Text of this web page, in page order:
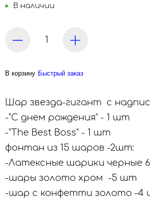
В наличии
В корзину Быстрый заказ
Шар звезда-гигант с
-"С днем рождения" - 1 шт
-"The Best Boss" - 1 шт
фонтан из 15 шаров -2шт:
-Латексные шарики черные
-шары золото хром -5 шт
-шар с конфетти золото -4